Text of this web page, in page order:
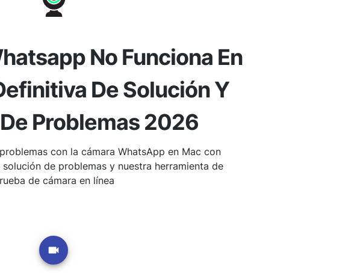
No Funciona En
De Solución Y
Problemas 2026
con la cámara WhatsApp en Mac con
de problemas y nuestra herramienta de
de cámara en línea